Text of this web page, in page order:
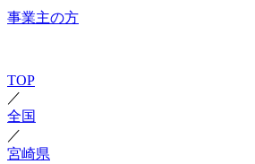
事業主の方
TOP
／
全国
／
宮崎県